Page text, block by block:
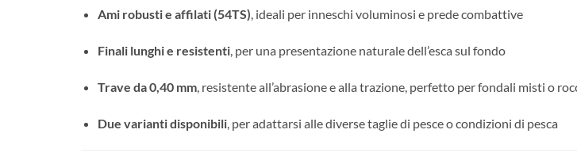
Ami robusti e affilati (54TS), ideali per inneschi voluminosi e prede combattive
Finali lunghi e resistenti, per una presentazione naturale dell’esca sul fondo
Trave da 0,40 mm, resistente all’abrasione e alla trazione, perfetto per fondali misti o
Due varianti disponibili, per adattarsi alle diverse taglie di pesce o condizioni di pesca